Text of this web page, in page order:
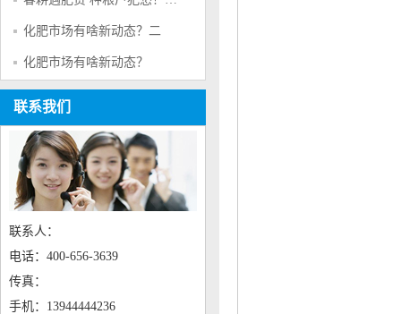
化肥市场有啥新动态？二
化肥市场有啥新动态？
联系我们
联系人：
电话：400-656-3639
传真：
手机：13944444236